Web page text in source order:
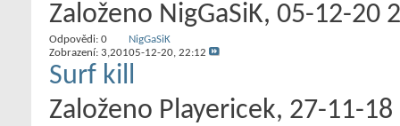
Založeno NigGaSiK‎, 05-12-20
Odpovědi: 0
Zobrazení: 3,201
NigGaSiK
05-12-20, 22:12
Surf kill
Založeno Playericek‎, 27-11-